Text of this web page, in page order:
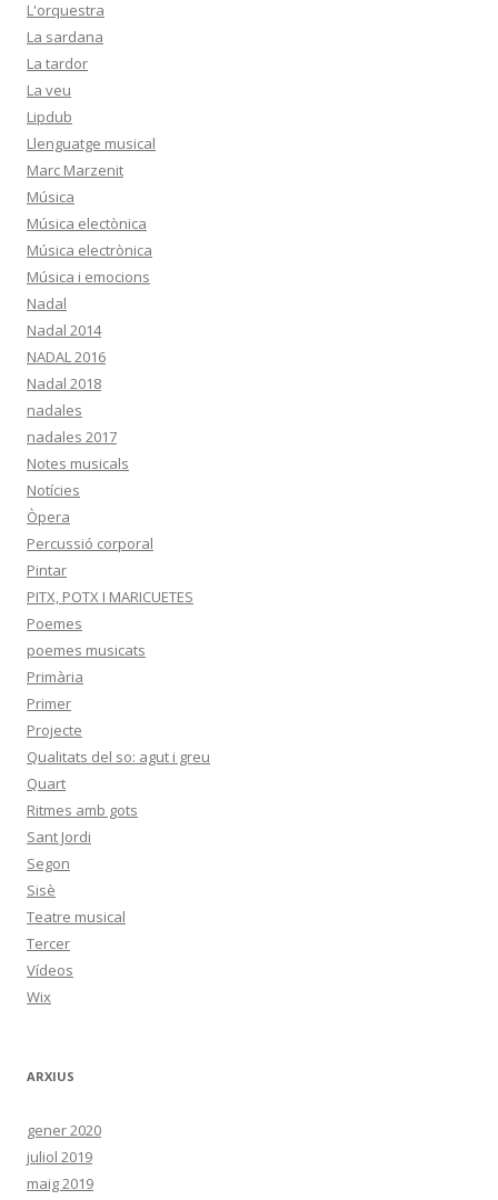
L'orquestra
La sardana
La tardor
La veu
Lipdub
Llenguatge musical
Marc Marzenit
Música
Música electònica
Música electrònica
Música i emocions
Nadal
Nadal 2014
NADAL 2016
Nadal 2018
nadales
nadales 2017
Notes musicals
Notícies
Òpera
Percussió corporal
Pintar
PITX, POTX I MARICUETES
Poemes
poemes musicats
Primària
Primer
Projecte
Qualitats del so: agut i greu
Quart
Ritmes amb gots
Sant Jordi
Segon
Sisè
Teatre musical
Tercer
Vídeos
Wix
ARXIUS
gener 2020
juliol 2019
maig 2019